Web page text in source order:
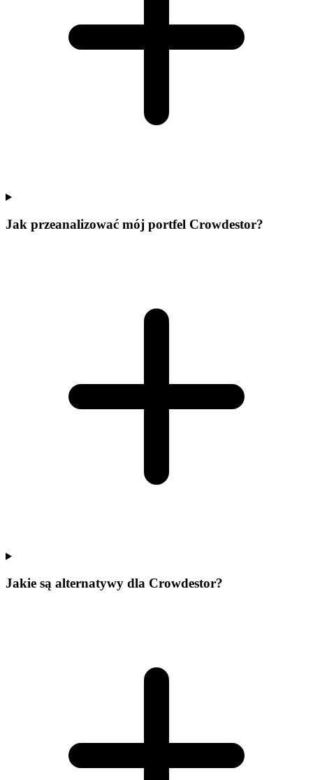
Jak przeanalizować mój portfel Crowdestor?
Jakie są alternatywy dla Crowdestor?